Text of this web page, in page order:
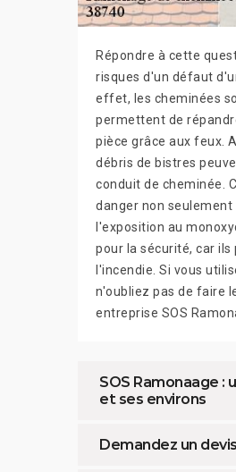
Répondre à cette
risques d'un défaut
effet, les cheminées
permettent de
pièce grâce aux feux.
débris de bistres
conduit de cheminée.
danger non seulement
l'exposition au
pour la sécurité, car ils
l'incendie. Si vous
n'oubliez pas de faire
entreprise SOS
SOS Ramonaage
et ses environs
Demandez un